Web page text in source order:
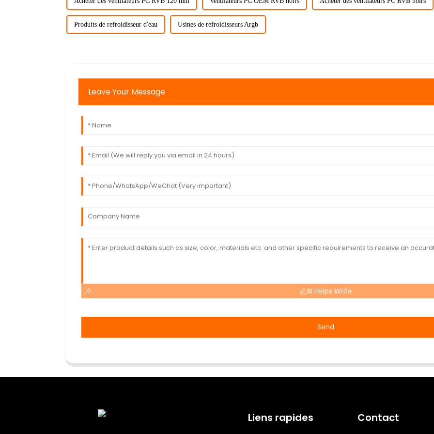
Produits de refroidisseur d'eau Usines de refroidisseurs Argb
Leave Your Message
AI Helps Write
Send
Liens rapides Contact